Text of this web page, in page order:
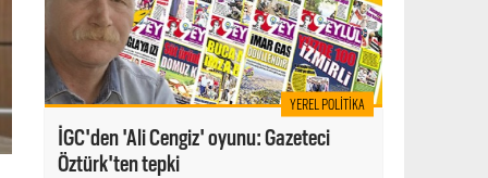
YEREL POLITIKA
İGC'den 'Ali Cengiz' oyunu: Gazeteci
Öztürk'ten tepki